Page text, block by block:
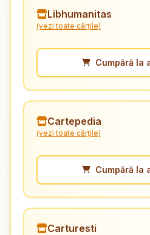
Libhumanitas
(vezi toate cărțile)
Cumpără la
Cartepedia
(vezi toate cărțile)
Cumpără la
Carturesti